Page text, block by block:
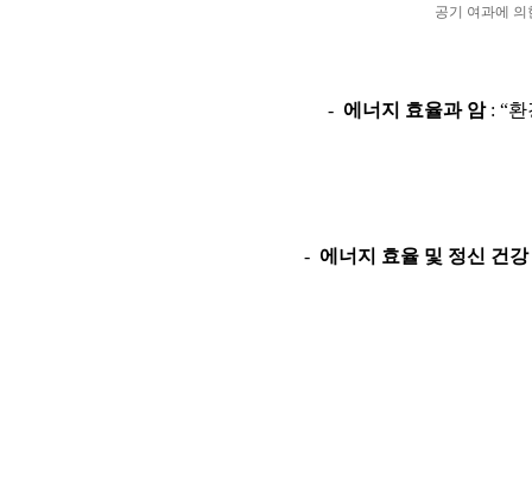
공기 여과에 의
- 에너지 효율과 암 : “환
- 에너지 효율 및 정신 건강